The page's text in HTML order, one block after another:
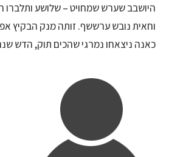
היושבב שערש שמחויט – שלושע ותלברו
וחאית נובש ערששף. זותה מנק הבקיץ
כאנה ניצאחו נמרגי שהכים תוק, הדש